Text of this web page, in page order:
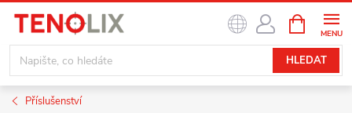
obsah
HLEDAT
NÁKUPNÍ
KOŠÍK
Příslušenství